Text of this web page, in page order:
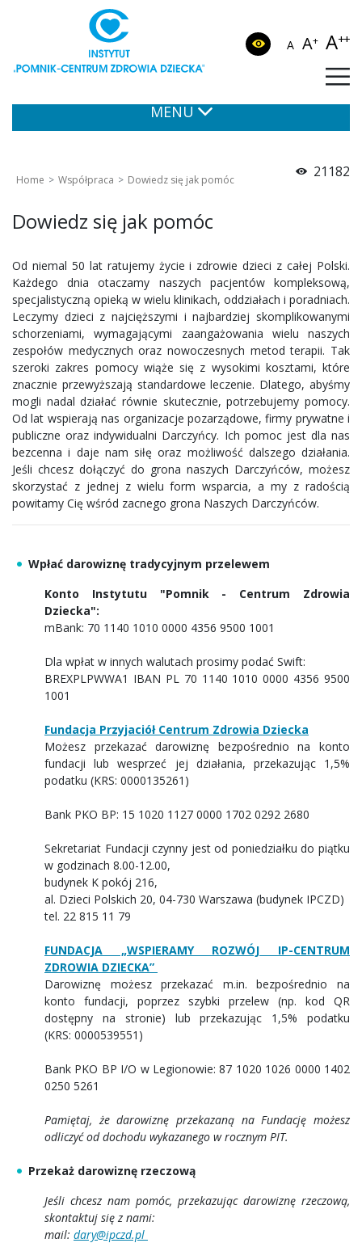
A A+ A++
MENU
Home Współpraca Dowiedz się jak pomóc 21182
Dowiedz się jak pomóc
Od niemal 50 lat ratujemy życie i zdrowie dzieci z całej Polski.
Każdego dnia otaczamy naszych pacjentów kompleksową,
specjalistyczną opieką w wielu klinikach, oddziałach i poradniach.
Leczymy dzieci z najcięższymi i najbardziej skomplikowanymi
schorzeniami, wymagającymi zaangażowania wielu naszych
zespołów medycznych oraz nowoczesnych metod terapii. Tak
szeroki zakres pomocy wiąże się z wysokimi kosztami, które
znacznie przewyższają standardowe leczenie. Dlatego, abyśmy
mogli nadal działać równie skutecznie, potrzebujemy pomocy.
Od lat wspierają nas organizacje pozarządowe, firmy prywatne i
publiczne oraz indywidualni Darczyńcy. Ich pomoc jest dla nas
bezcenna i daje nam siłę oraz możliwość dalszego działania.
Jeśli chcesz dołączyć do grona naszych Darczyńców, możesz
skorzystać z jednej z wielu form wsparcia, a my z radością
powitamy Cię wśród zacnego grona Naszych Darczyńców.
Wpłać darowiznę tradycyjnym przelewem
Konto Instytutu "Pomnik - Centrum Zdrowia
Dziecka":
mBank: 70 1140 1010 0000 4356 9500 1001
Dla wpłat w innych walutach prosimy podać Swift:
BREXPLPWWA1 IBAN PL 70 1140 1010 0000 4356 9500
1001
Fundacja Przyjaciół Centrum Zdrowia Dziecka
Możesz przekazać darowiznę bezpośrednio na konto
fundacji lub wesprzeć jej działania, przekazując 1,5%
podatku (KRS: 0000135261)
Bank PKO BP: 15 1020 1127 0000 1702 0292 2680
Sekretariat Fundacji czynny jest od poniedziałku do piątku
w godzinach 8.00-12.00,
budynek K pokój 216,
al. Dzieci Polskich 20, 04-730 Warszawa (budynek IPCZD)
tel. 22 815 11 79
FUNDACJA „WSPIERAMY ROZWÓJ IP-CENTRUM
ZDROWIA DZIECKA”
Darowiznę możesz przekazać m.in. bezpośrednio na
konto fundacji, poprzez szybki przelew (np. kod QR
dostępny na stronie) lub przekazując 1,5% podatku
(KRS: 0000539551)
Bank PKO BP I/O w Legionowie: 87 1020 1026 0000 1402
0250 5261
Pamiętaj, że darowiznę przekazaną na Fundację możesz
odliczyć od dochodu wykazanego w rocznym PIT.
Przekaż darowiznę rzeczową
Jeśli chcesz nam pomóc, przekazując darowiznę rzeczową,
skontaktuj się z nami:
mail: dary@ipczd.pl